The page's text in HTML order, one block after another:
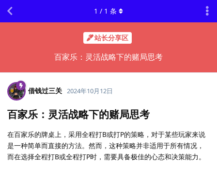
站长分享区
百家乐：灵活战略下的赌局思考
1 / 1 条
借钱过三关 2024年10月12日
百家乐：灵活战略下的赌局思考
在百家乐的牌桌上，采用全程打B或打P的策略，对于某些玩家来说
是一种简单而直接的方法。然而，这种策略并非适用于所有情况，
而在选择全程打B或全程打P时，需要具备极佳的心态和决策能力。